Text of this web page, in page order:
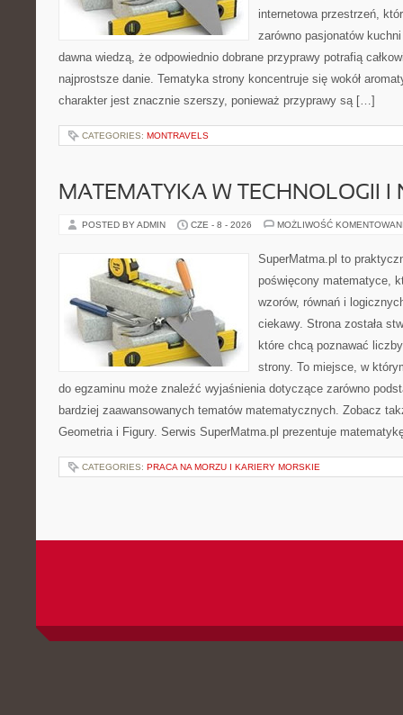
internetowa przestrzeń,
zarówno pasjonatów
dawna wiedzą, że odpowiednio dobrane przyprawy potrafią
najprostsze danie. Tematyka strony koncentruje się wokół
charakter jest znacznie szerszy, ponieważ przyprawy są […]
CATEGORIES: MONTRAVELS
MATEMATYKA W TECHNOLOGII I
POSTED BY ADMIN CZE - 8 - 2026 MOŻLIWOŚĆ
SuperMatma.pl to
poświęcony matematyce,
wzorów, równań i
ciekawy. Strona została
które chcą poznawać
strony. To miejsce, w
do egzaminu może znaleźć wyjaśnienia dotyczące zarówno
bardziej zaawansowanych tematów matematycznych. Zobacz
Geometria i Figury. Serwis SuperMatma.pl prezentuje
CATEGORIES: PRACA NA MORZU I KARIERY MORSKIE